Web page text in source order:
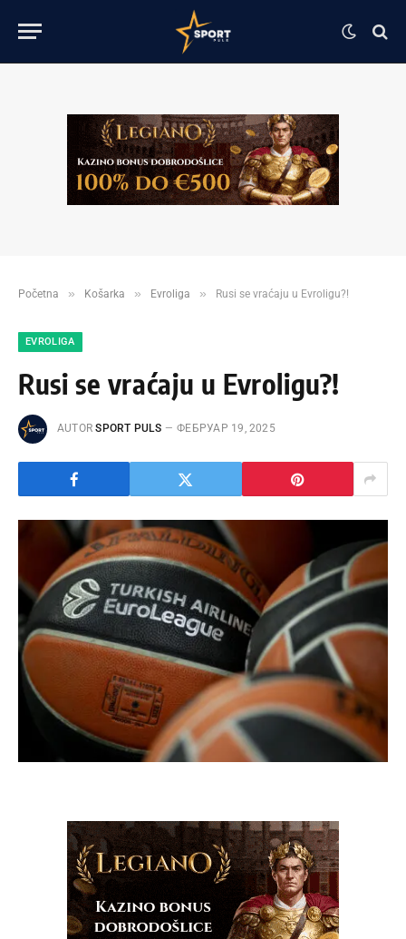
Početna » Košarka » Evroliga » Rusi se vraćaju u Evroligu?!
EVROLIGA
Rusi se vraćaju u Evroligu?!
AUTOR SPORT PULS ФЕБРУАР 19, 2025